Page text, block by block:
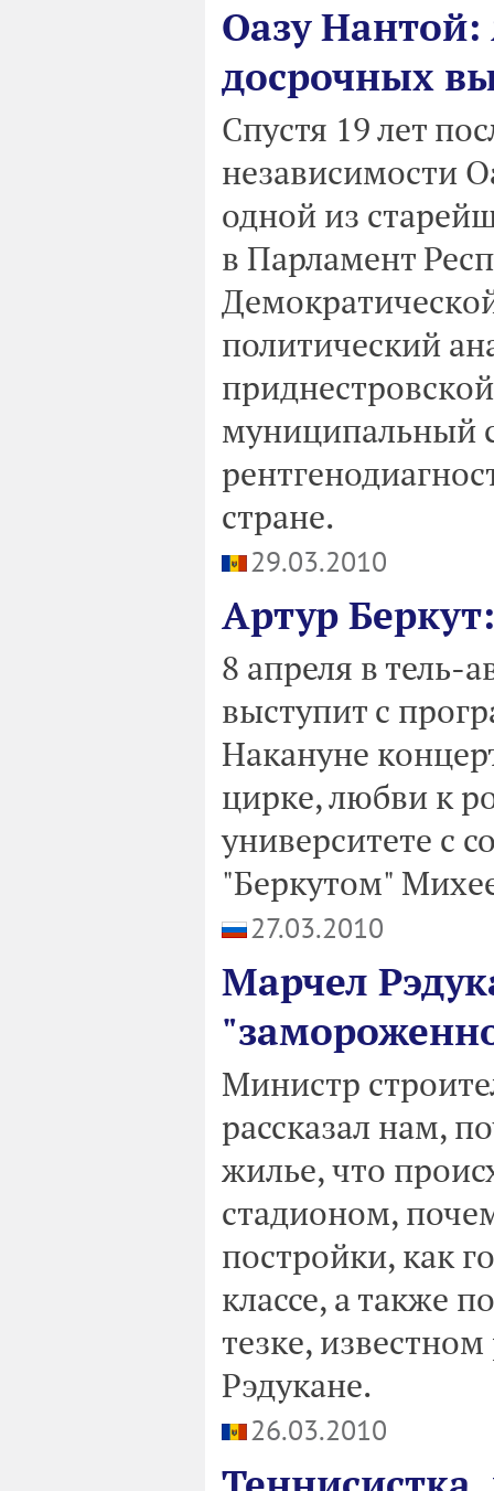
Оазу Нантой:
досрочных
Спустя 19 лет
независимости
одной из
в Парламент
политический
муниципальный
стране.
29.03.2010
Артур
8 апреля в тель-
выступит с
Накануне
цирке, любви к
университете с
"Беркутом"
27.03.2010
Марчел
Министр
рассказал нам,
жилье, что
стадионом,
постройки, как
классе, а также
тезке,
Рэдукане.
26.03.2010